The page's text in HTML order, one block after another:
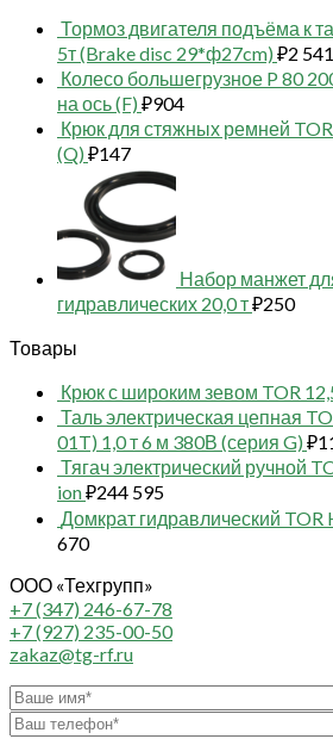
Тормоз двигателя подъёма к
5т (Brake disc 29*ф27cm) ₽2 541
Колесо большегрузное P 80
на ось (F) ₽904
Крюк для стяжных ремней
(Q) ₽147
Набор манжет
гидравлических 20,0 т₽250
Товары
Крюк с широким зевом TOR
Таль электрическая цепная
01T) 1,0 т 6 м 380В (серия G) ₽
Тягач электрический ручной
ion₽244 595
Домкрат гидравлический
670
ООО «Техгрупп»
+7 (347) 246-67-78
+7 (927) 235-00-50
zakaz@tg-rf.ru